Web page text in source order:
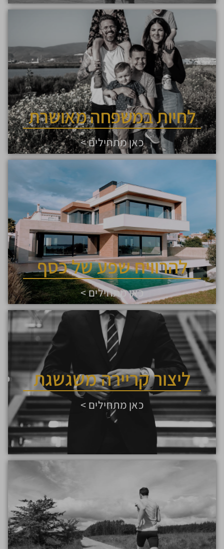
לחיות במשפחה מאושרת
כאן מתחילים >
להרוויח שפע של כסף
כאן מתחילים >
ליצור קריירה משגשגת
כאן מתחילים >